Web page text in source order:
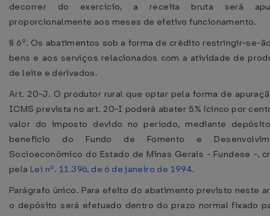
decorrer do exercício, a receita bruta será
proporcionalmente aos meses de efetivo funcionamento.
§ 6º. Os abatimentos sob a forma de crédito restringir-se-
bens e aos serviços relacionados com a atividade de
de leite e derivados.
Art. 20-J. O produtor rural que optar pela forma de
ICMS prevista no art. 20-I poderá abater 5% (cinco por
valor do imposto devido no período, mediante
benefício do Fundo de Fomento e
Socioeconômico do Estado de Minas Gerais - Fundese -,
pela Lei nº. 11.396, de 6 de janeiro de 1994.
Parágrafo único. Para efeito do abatimento previsto neste
o depósito será efetuado dentro do prazo normal fixado